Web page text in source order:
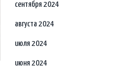
сентября 2024
августа 2024
июля 2024
июня 2024